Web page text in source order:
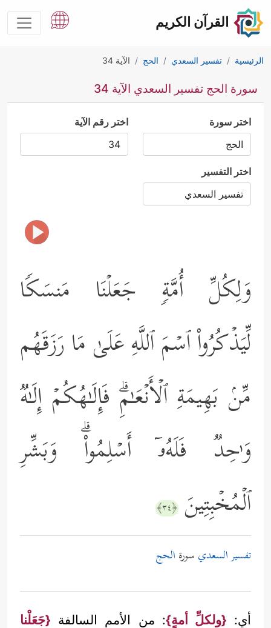
القرآن الكريم
الرئيسية تفسير السعدي الحج الآية 34
سورة الحج تفسير السعدي الآية 34
اختر سورة اختر رقم الآية
اختر التفسير
وَلِكُلِّ أُمَّةࣲ جَعَلۡنَا مَنسَكࣰا
لِّیَذۡكُرُواْ ٱسۡمَ ٱللَّهِ عَلَىٰ مَا رَزَقَهُم
مِّنۢ بَهِیمَةِ ٱلۡأَنۡعَـٰمِۗ فَإِلَـٰهُكُمۡ إِلَـٰهࣱ
وَ ٰ⁠حِدࣱ فَلَهُۥۤ أَسۡلِمُواْۗ وَبَشِّرِ
ٱلۡمُخۡبِتِینَ ﴿٣٤﴾
تفسير السعدي سورة الحج
أي: {ولكلِّ أمةٍ}: من الأمم السالفة {جَعَلْنا